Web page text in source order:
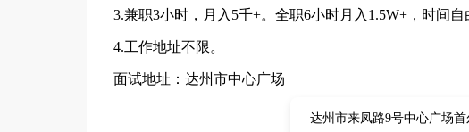
3.兼职3小时，月入5千+。全职6小时月入1.5W+，时间自
4.工作地址不限。
面试地址：达州市中心广场
达州市来凤路9号中心广场